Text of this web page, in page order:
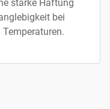
starke Haftung
bei
Temperaturen.